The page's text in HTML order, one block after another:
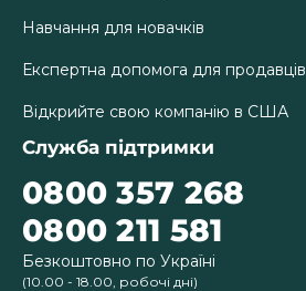
Навчання для новачків
Експертна допомога для продавців
Відкрийте свою компанію в США
Служба підтримки
0800 357 268
0800 211 581
Безкоштовно по Україні
(10.00 - 18.00, робочі дні)